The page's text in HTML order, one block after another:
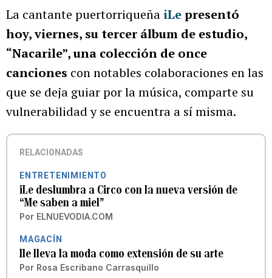
La cantante puertorriqueña iLepresentó
hoy, viernes, su tercer álbum de estudio,
“Nacarile”, una colección de once
canciones con notables colaboraciones en las
que se deja guiar por la música, comparte su
vulnerabilidad y se encuentra a sí misma.
RELACIONADAS
ENTRETENIMIENTO
iLe deslumbra a Circo con la nueva versión de
“Me saben a miel”
Por ELNUEVODIA.COM
MAGACÍN
Ile lleva la moda como extensión de su arte
Por Rosa Escribano Carrasquillo